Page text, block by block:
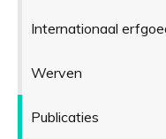
Internationaal
Werven
Publicaties